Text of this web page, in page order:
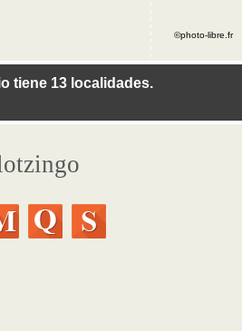
tiene 13 localidades.
©photo-libre.fr